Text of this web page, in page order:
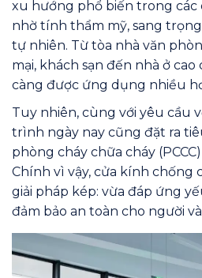
xu hướng phổ biến trong các
nhờ tính thẩm mỹ, sang
tự nhiên. Từ tòa nhà văn
mại, khách sạn đến nhà ở
càng được ứng dụng nhiều
Tuy nhiên, cùng với yêu cầu
trình ngày nay cũng đặt ra
phòng cháy chữa cháy
Chính vì vậy, cửa kính chống
giải pháp kép: vừa đáp ứng
đảm bảo an toàn cho người và